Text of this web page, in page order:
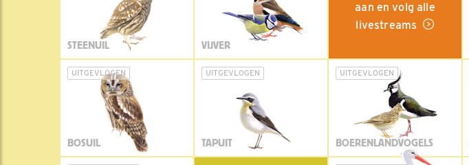
STEENUIL VIJVER
aan en volg alle
livestreams
UITGEVLOGEN
BOSUIL
UITGEVLOGEN
TAPUIT
UITGEVLOGEN
BOERENLANDVOGELS